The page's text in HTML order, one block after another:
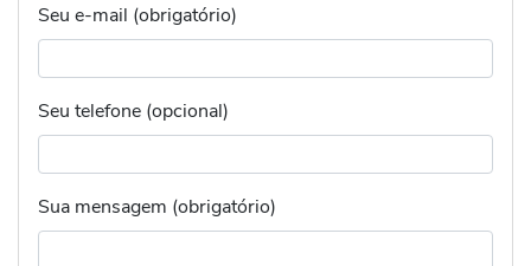
Seu e-mail (obrigatório)
Seu telefone (opcional)
Sua mensagem (obrigatório)